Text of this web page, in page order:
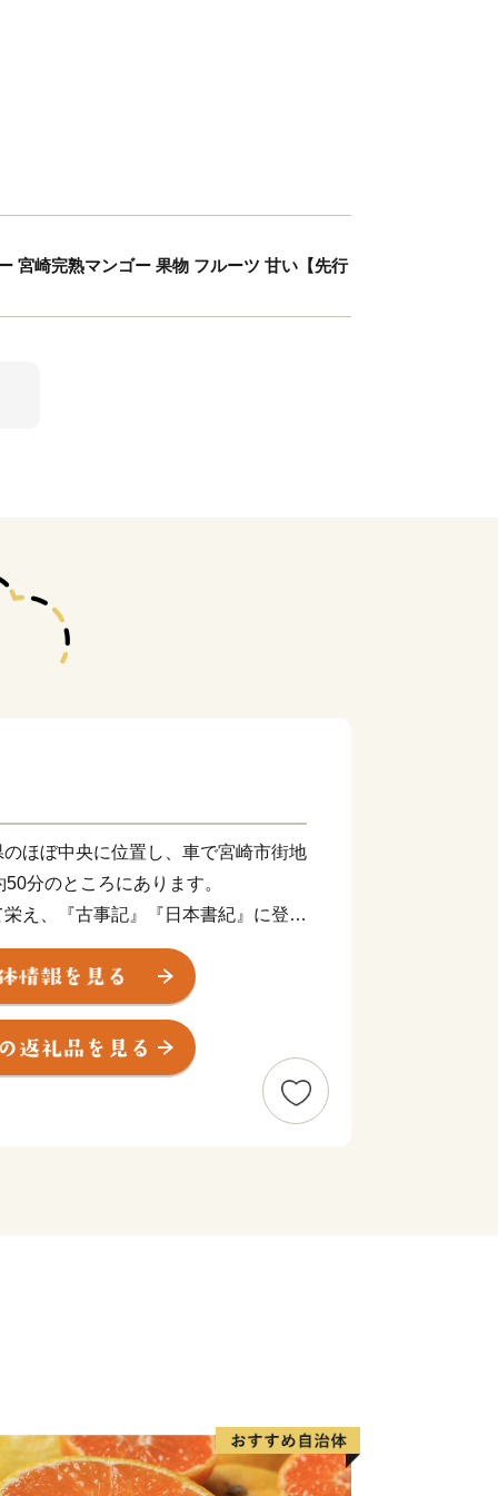
宮崎完熟マンゴー 果物 フルーツ 甘い【先行
ほぼ中央に位置し、車で宮崎市街地
分のところにあります。
え、『古事記』『日本書紀』に登場
とともに、日本最大の319基の古墳
（さいとばる）古墳群」や、天正遣
法王に謁見した伊東マンショが誕生
おり）城跡」があるなど歴史ロマン
の花が、秋はコスモス約300万本が咲